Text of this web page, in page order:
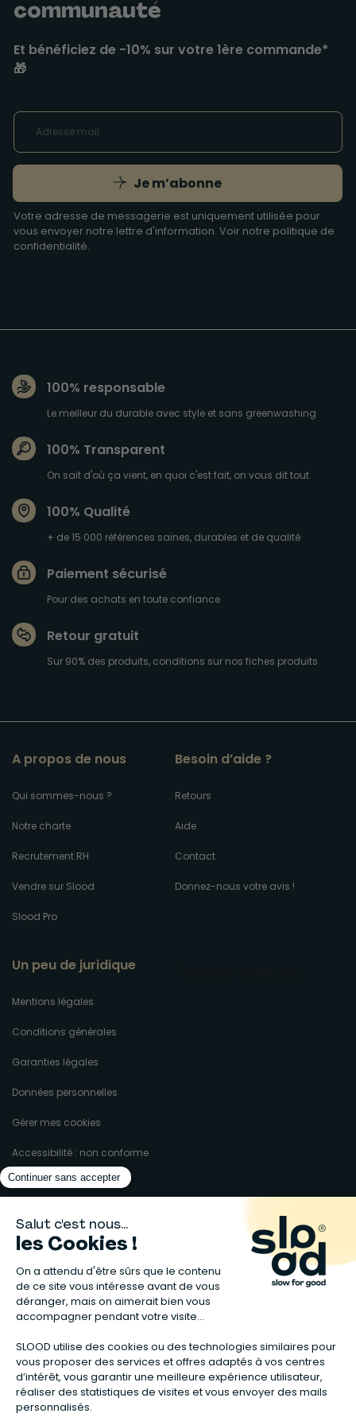
communauté
Et bénéficiez de -10% sur votre 1ère commande*
🎁
Je m’abonne
Votre adresse de messagerie est uniquement utilisée pour
vous envoyer notre lettre d'information. Voir notre politique de
confidentialité.
100% responsable
Le meilleur du durable avec style et sans greenwashing
100% Transparent
On sait d'où ça vient, en quoi c'est fait, on vous dit tout
100% Qualité
+ de 15 000 références saines, durables et de qualité
Paiement sécurisé
Pour des achats en toute confiance
Retour gratuit
Sur 90% des produits, conditions sur nos fiches produits
A propos de nous
Qui sommes-nous ?
Notre charte
Recrutement RH
Vendre sur Slood
Slood Pro
Besoin d’aide ?
Retours
Aide
Contact
Donnez-nous votre avis !
Un peu de juridique
Mentions légales
Conditions générales
Garanties légales
Données personnelles
Gérer mes cookies
Accessibilité : non conforme
Matelas naturels⋅Graines bio⋅ Lits bébés en bois⋅Déodorant bio⋅Sapin
en bois⋅Complement alimentaire naturel